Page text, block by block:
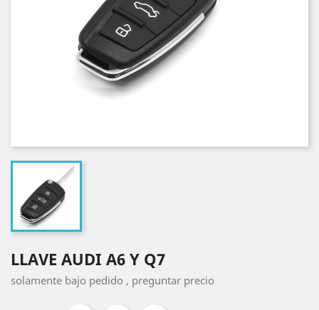
LLAVE AUDI A6 Y Q7
solamente bajo pedido , preguntar precio